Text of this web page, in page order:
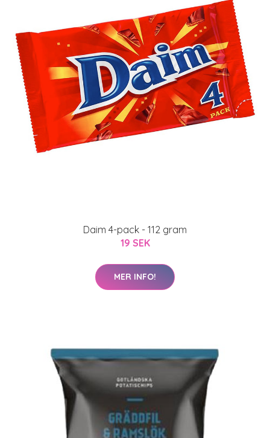
Daim 4-pack - 112 gram
19 SEK
MER INFO!